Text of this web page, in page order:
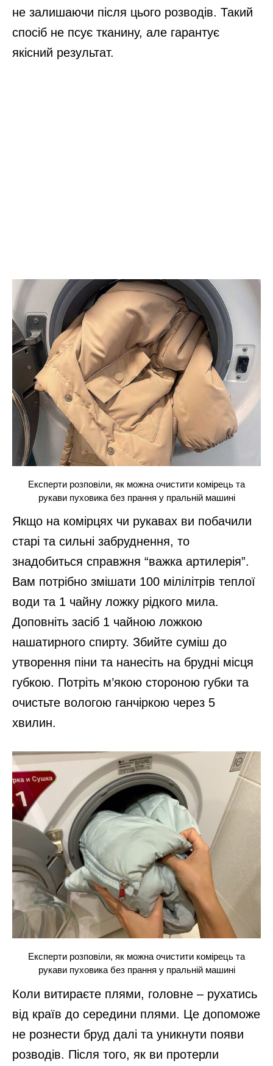
не залишаючи після цього розводів. Такий
спосіб не псує тканину, але гарантує
якісний результат.
Експерти розповіли, як можна очистити комірець та
рукави пуховика без прання у пральній машині
Якщо на комірцях чи рукавах ви побачили
старі та сильні забруднення, то
знадобиться справжня “важка артилерія”.
Вам потрібно змішати 100 мілілітрів теплої
води та 1 чайну ложку рідкого мила.
Доповніть засіб 1 чайною ложкою
нашатирного спирту. Збийте суміш до
утворення піни та нанесіть на брудні місця
губкою. Потріть м’якою стороною губки та
очистьте вологою ганчіркою через 5
хвилин.
Експерти розповіли, як можна очистити комірець та
рукави пуховика без прання у пральній машині
Коли витираєте плями, головне – рухатись
від країв до середини плями. Це допоможе
не рознести бруд далі та уникнути появи
розводів. Після того, як ви протерли